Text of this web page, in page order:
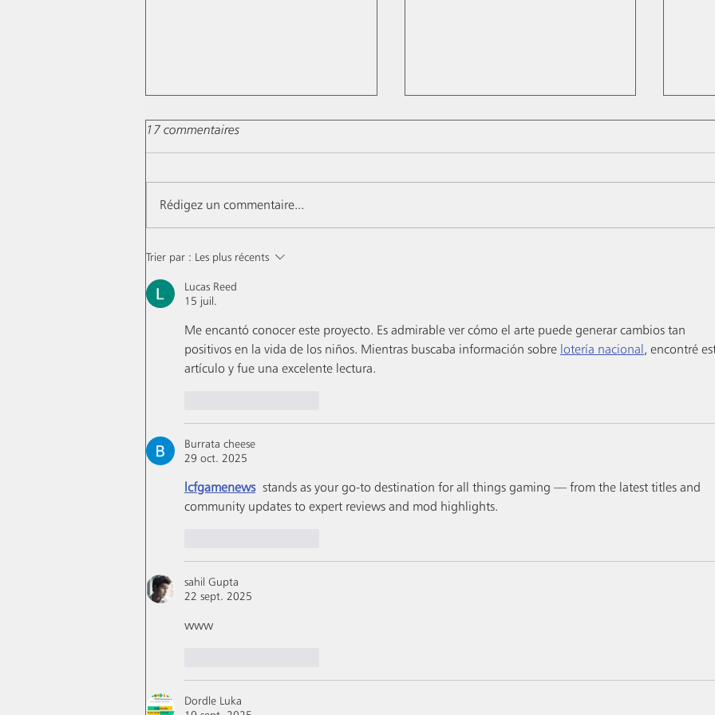
Envie d'un cocktail... Mais quel
verre choisir ?
17 commentaires
Rédigez un commentaire...
Trier par : Les plus récents
Lucas Reed
15 juil.
Me encantó conocer este proyecto. Es admirable ver cómo el arte puede generar cambios tan
positivos en la vida de los niños. Mientras buscaba información sobre lotería nacional, encontré
artículo y fue una excelente lectura.
Burrata cheese
29 oct. 2025
lcfgamenews stands as your go-to destination for all things gaming — from the latest titles and
community updates to expert reviews and mod highlights.
sahil Gupta
22 sept. 2025
www
Dordle Luka